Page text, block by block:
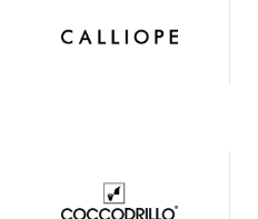
Coccodrillo
FADE